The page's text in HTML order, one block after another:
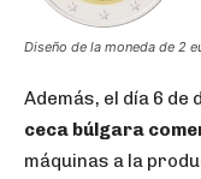
Diseño de la moneda de 2
Además, el día 6 de
ceca búlgara
máquinas a la